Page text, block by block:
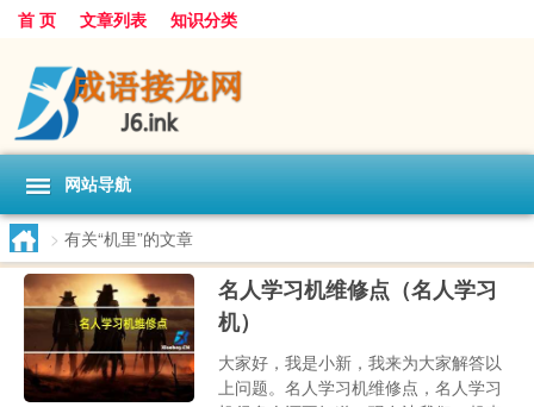
首 页 文章列表 知识分类
网站导航
> 有关“机里”的文章
名人学习机维修点（名人学习
机）
大家好，我是小新，我来为大家解答以
上问题。名人学习机维修点，名人学习